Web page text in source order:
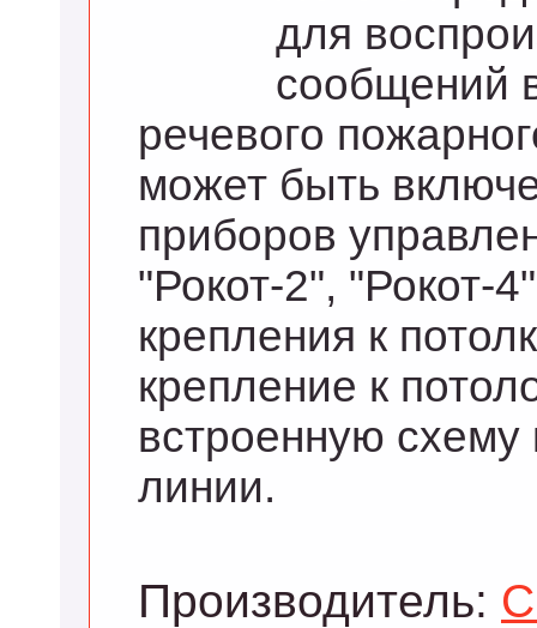
для
сообщений
речевого
может быть
приборов
"Рокот-2", "Рокот-
крепления к
крепление к
встроенную схему
линии.
Производитель: